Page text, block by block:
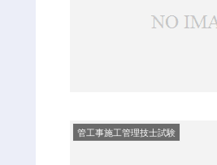
管工事施工管理技士試験